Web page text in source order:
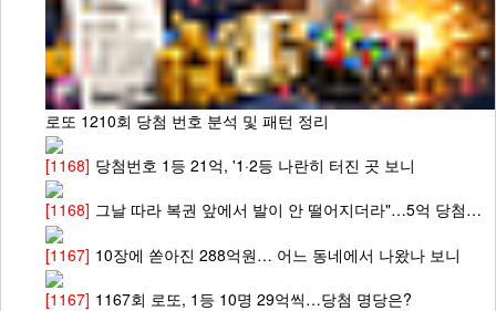
로또 1210회 당첨 번호 분석 및 패턴 정리
[1168] 당첨번호 1등 21억, '1·2등 나란히 터진 곳 보니
[1168] 그날 따라 복권 앞에서 발이 안 떨어지더라"…5억 당첨…
[1167] 10장에 쏟아진 288억원… 어느 동네에서 나왔나 보니
[1167] 1167회 로또, 1등 10명 29억씩…당첨 명당은?